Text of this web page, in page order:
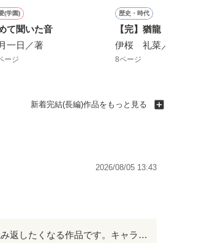
(学園)
て聞いた音
一日／著
ージ
歴史・時代
【完】猶龍（ゆうりゅう）
伊桜 礼菜／著
8ページ
新着完結(長編)作品をもっと見る
2026/08/05 13:43
本当に何回読んでも飽きない作品だと思います。定期的に読み返したくなる作品です。キャラクター1人1人がとても個性的で自然と好きになってしまいました！